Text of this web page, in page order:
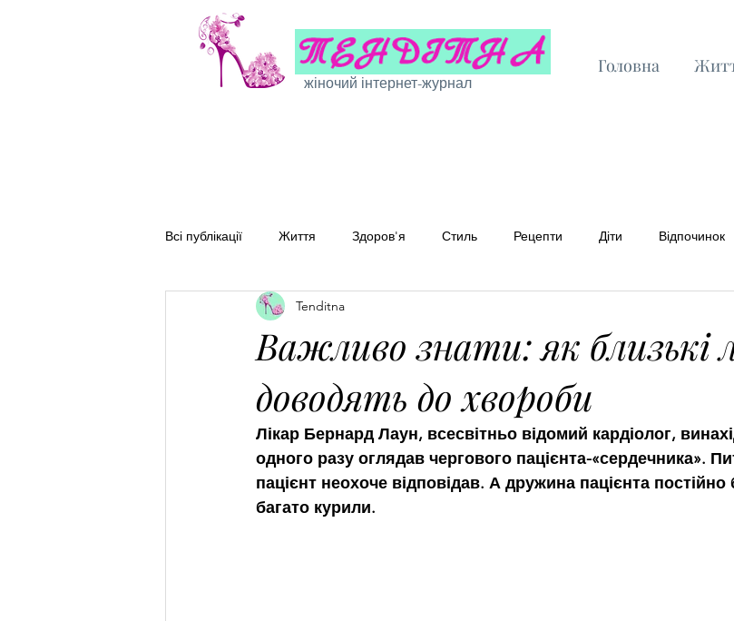
жіночий інтернет-журнал
Головна
Всі публікації Життя Здоров'я Стиль Рецепти Діти Відпочинок
Сімейні рецепти Перевірені рецепти
Важливо знати: як близькі
доводять до хвороби
Tenditna
Лікар Бернард Лаун, всесвітньо відомий кардіолог,
одного разу оглядав чергового пацієнта-«сердечника».
пацієнт неохоче відповідав. А дружина пацієнта постійно
багато курили.